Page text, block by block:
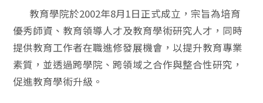
教育學院於2002年8月1日正式成立，宗旨為培育
優秀師資、教育領導人才及教育學術研究人才，同時
提供教育工作者在職進修發展機會，以提升教育專業
素質，並透過跨學院、跨領域之合作與整合性研究，
促進教育學術升級。